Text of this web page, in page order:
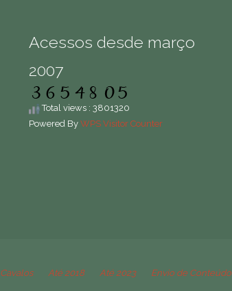
Acessos desde março
2007
Total views : 3801320
Powered By WPS Visitor Counter
Cavalos Até 2018 Até 2023 Envio de Conteúdo